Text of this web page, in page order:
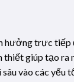
hưởng trực tiếp
thiết giúp tạo
vào các yếu